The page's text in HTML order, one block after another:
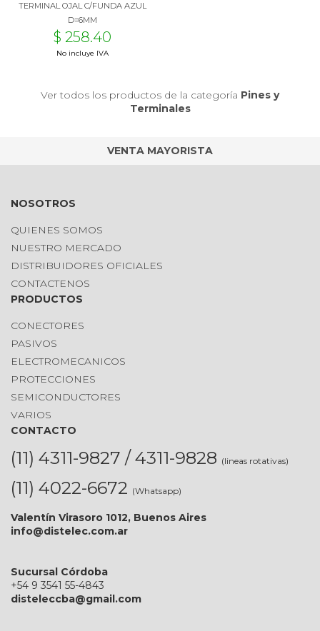
TERMINAL OJAL C/FUNDA AZUL
D=6MM
$ 258.40
No incluye IVA
Ver todos los productos de la categoría Pines y
Terminales
VENTA MAYORISTA
NOSOTROS
QUIENES SOMOS
NUESTRO MERCADO
DISTRIBUIDORES OFICIALES
CONTACTENOS
PRODUCTOS
CONECTORES
PASIVOS
ELECTROMECANICOS
PROTECCIONES
SEMICONDUCTORES
VARIOS
CONTACTO
(11) 4311-9827 / 4311-9828 (lineas rotativas)
(11) 4022-6672 (Whatsapp)
Valentín Virasoro 1012, Buenos Aires
info@distelec.com.ar
Sucursal Córdoba
+54 9 3541 55-4843
disteleccba@gmail.com